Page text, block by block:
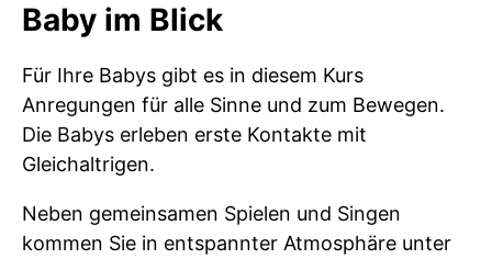
Baby im Blick
Für Ihre Babys gibt es in diesem Kurs
Anregungen für alle Sinne und zum Bewegen.
Die Babys erleben erste Kontakte mit
Gleichaltrigen.
Neben gemeinsamen Spielen und Singen
kommen Sie in entspannter Atmosphäre unter